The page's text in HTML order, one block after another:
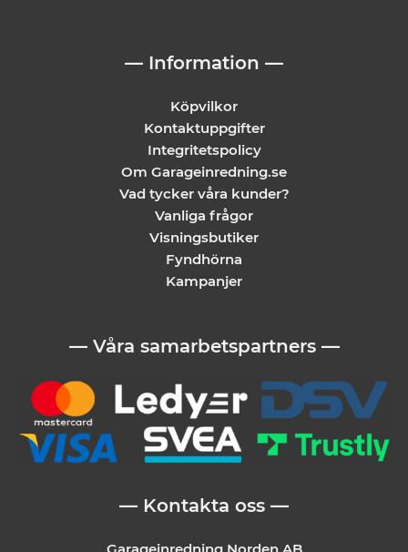
— Information —
Köpvilkor
Kontaktuppgifter
Integritetspolicy
Om Garageinredning.se
Vad tycker våra kunder?
Vanliga frågor
Visningsbutiker
Fyndhörna
Kampanjer
— Våra samarbetspartners —
— Kontakta oss —